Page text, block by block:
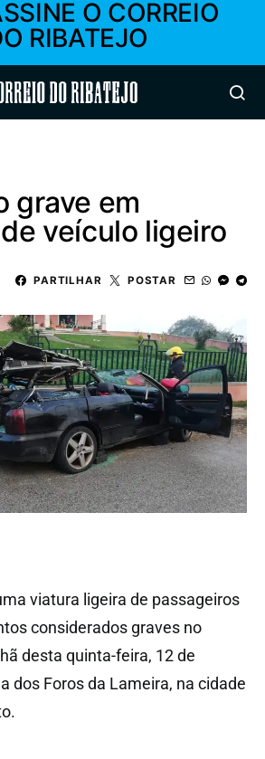
O CORREIO
RIBATEJO
do Ribatejo
grave em
veículo ligeiro
PARTILHAR POSTAR
viatura ligeira de passageiros
considerados graves no
desta quinta-feira, 12 de
dos Foros da Lameira, na cidade